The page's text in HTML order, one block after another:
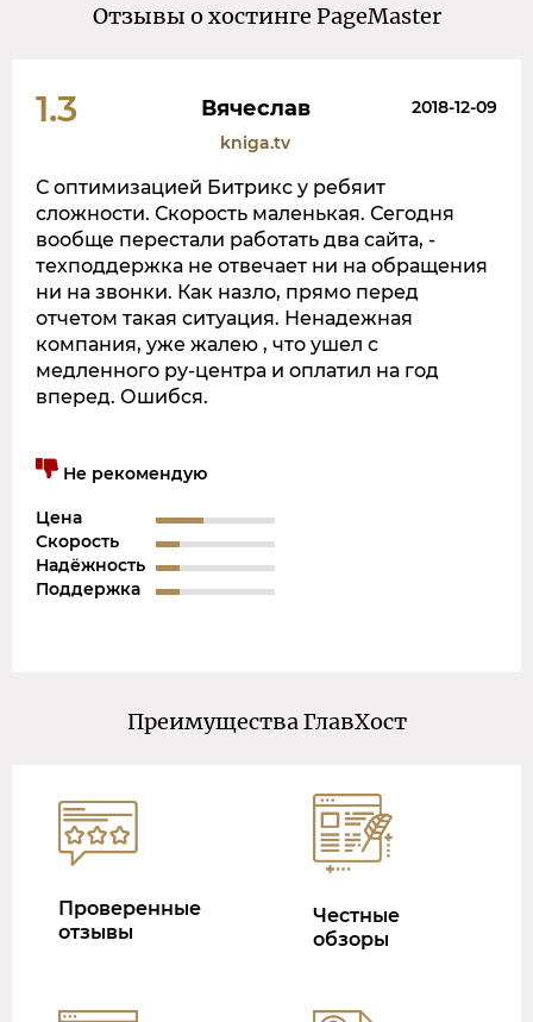
Отзывы о хостинге PageMaster
1.3 Вячеслав
2018-12-09
kniga.tv
С оптимизацией Битрикс у ребяит
сложности. Скорость маленькая. Сегодня
вообще перестали работать два сайта, -
техподдержка не отвечает ни на обращения
ни на звонки. Как назло, прямо перед
отчетом такая ситуация. Ненадежная
компания, уже жалею , что ушел с
медленного ру-центра и оплатил на год
вперед. Ошибся.
Не рекомендую
Цена
Скорость
Надёжность
Поддержка
Преимущества ГлавХост
Проверенные
отзывы
Честные
обзоры